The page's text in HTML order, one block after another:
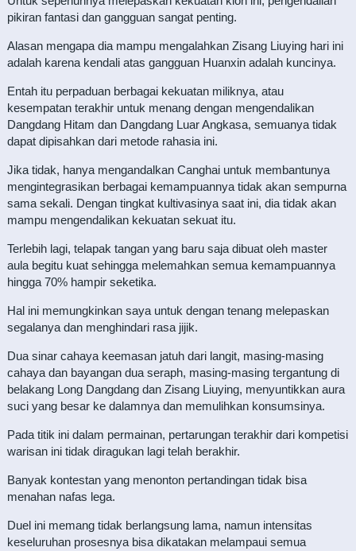
pikiran fantasi dan gangguan sangat penting.
Alasan mengapa dia mampu mengalahkan Zisang Liuying hari ini
adalah karena kendali atas gangguan Huanxin adalah kuncinya.
Entah itu perpaduan berbagai kekuatan miliknya, atau
kesempatan terakhir untuk menang dengan mengendalikan
Dangdang Hitam dan Dangdang Luar Angkasa, semuanya tidak
dapat dipisahkan dari metode rahasia ini.
Jika tidak, hanya mengandalkan Canghai untuk membantunya
mengintegrasikan berbagai kemampuannya tidak akan sempurna
sama sekali. Dengan tingkat kultivasinya saat ini, dia tidak akan
mampu mengendalikan kekuatan sekuat itu.
Terlebih lagi, telapak tangan yang baru saja dibuat oleh master
aula begitu kuat sehingga melemahkan semua kemampuannya
hingga 70% hampir seketika.
Hal ini memungkinkan saya untuk dengan tenang melepaskan
segalanya dan menghindari rasa jijik.
Dua sinar cahaya keemasan jatuh dari langit, masing-masing
cahaya dan bayangan dua seraph, masing-masing tergantung di
belakang Long Dangdang dan Zisang Liuying, menyuntikkan aura
suci yang besar ke dalamnya dan memulihkan konsumsinya.
Pada titik ini dalam permainan, pertarungan terakhir dari kompetisi
warisan ini tidak diragukan lagi telah berakhir.
Banyak kontestan yang menonton pertandingan tidak bisa
menahan nafas lega.
Duel ini memang tidak berlangsung lama, namun intensitas
keseluruhan prosesnya bisa dikatakan melampaui semua